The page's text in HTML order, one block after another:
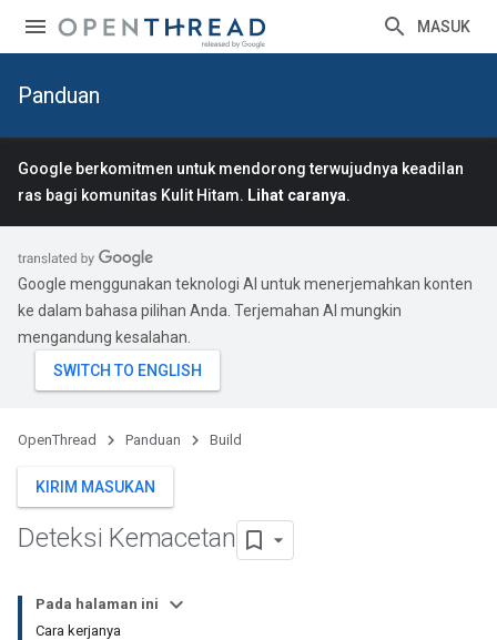
MASUK
Panduan
Google berkomitmen untuk mendorong terwujudnya keadilan
ras bagi komunitas Kulit Hitam. Lihat caranya.
Google menggunakan teknologi AI untuk menerjemahkan konten
ke dalam bahasa pilihan Anda. Terjemahan AI mungkin
mengandung kesalahan.
OpenThread Panduan Build
KIRIM MASUKAN
Deteksi Kemacetan
Pada halaman ini
Cara kerjanya